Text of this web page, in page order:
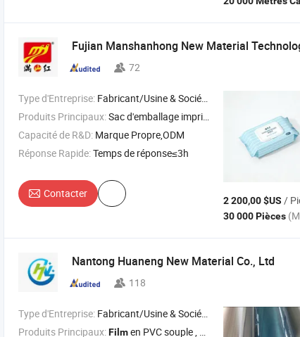
Fujian Manshanhong New Material
72
Type d'Entreprise: Fabricant/Usine & Société Commerciale
Produits Principaux:Sac d'emballage imprimé
Capacité de R&D: Marque Propre,ODM
Réponse Rapide:Temps de réponse≤3h
Contacter
2 200,00 $US /
30 000 Pièces (MOQ)
Nantong Huaneng New Material Co., Ltd
118
Type d'Entreprise: Fabricant/Usine & Société Commerciale
Produits Principaux:Filmen PVC souple , film en PVC super